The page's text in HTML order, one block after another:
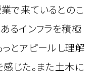
で来ているとのこ
るインフラを積極
とアピールし理解
じた。また土木に